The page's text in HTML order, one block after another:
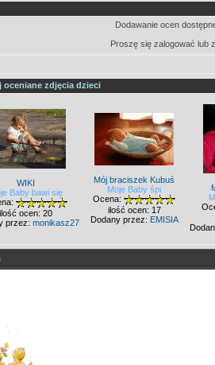
Dodawanie ocen
Proszę się zalogować lub
oceniane zdjęcia dzieci
WIKI
Baby bawi się
ilość ocen: 20
przez: monikasz27
Mój braciszek Kubuś
Moje Baby śpi
Ocena:
ilość ocen: 17
Dodany przez: EMISIA